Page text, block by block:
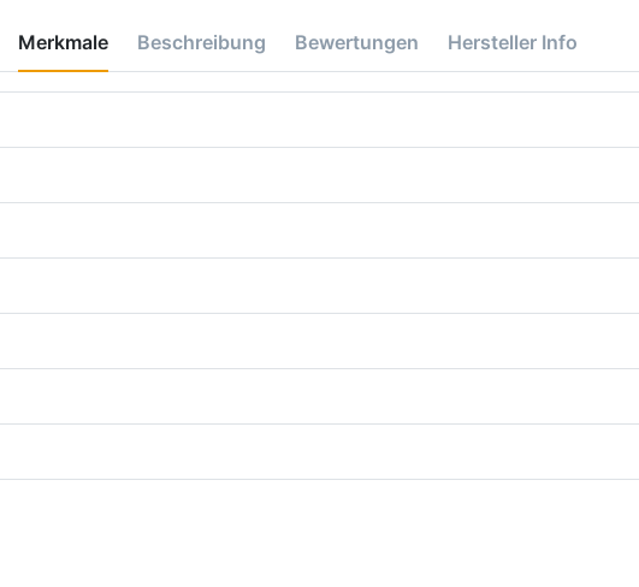
Merkmale Beschreibung Bewertungen Hersteller Info